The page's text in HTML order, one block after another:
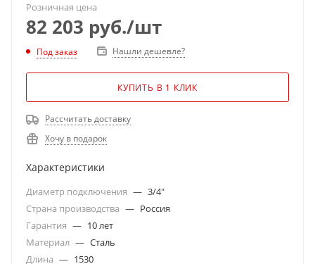
Розничная цена
82 203 руб./шт
Под заказ Нашли дешевле?
КУПИТЬ В 1 КЛИК
Рассчитать доставку
Хочу в подарок
Характеристики
Диаметр подключения — 3/4"
Страна производства — Россия
Гарантия — 10 лет
Материал — Сталь
Длина — 1530